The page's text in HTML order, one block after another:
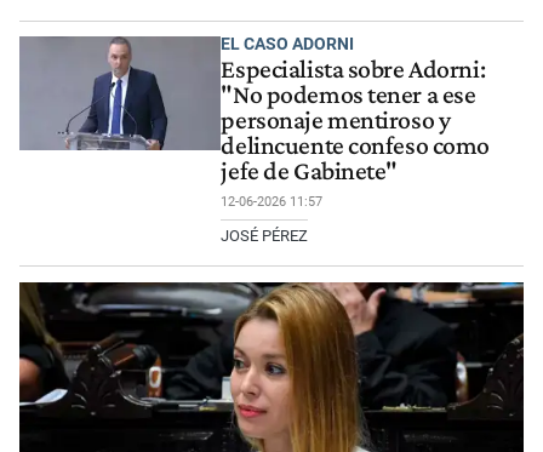
EL CASO ADORNI
Especialista sobre Adorni:
"No podemos tener a ese
personaje mentiroso y
delincuente confeso como
jefe de Gabinete"
12-06-2026 11:57
JOSÉ PÉREZ